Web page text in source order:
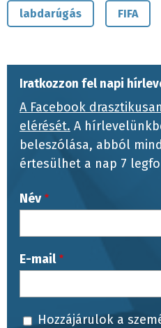
labdarúgás FIFA
Iratkozzon fel napi
A Facebook
elérését. A
beleszólása, abból
értesülhet a nap 7
Név
E-mail
Hozzájárulok a